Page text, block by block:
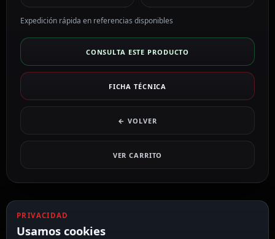
Expedición rápida en referencias disponibles
CONSULTA ESTE PRODUCTO
FICHA TÉCNICA
← VOLVER
VER CARRITO
PRIVACIDAD
Usamos cookies